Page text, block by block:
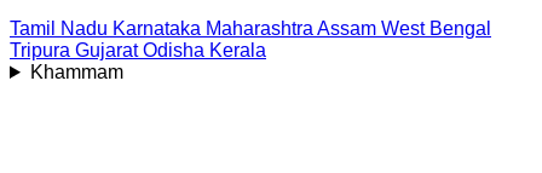
Tamil Nadu Karnataka Maharashtra Assam West Bengal
Tripura Gujarat Odisha Kerala
Khammam